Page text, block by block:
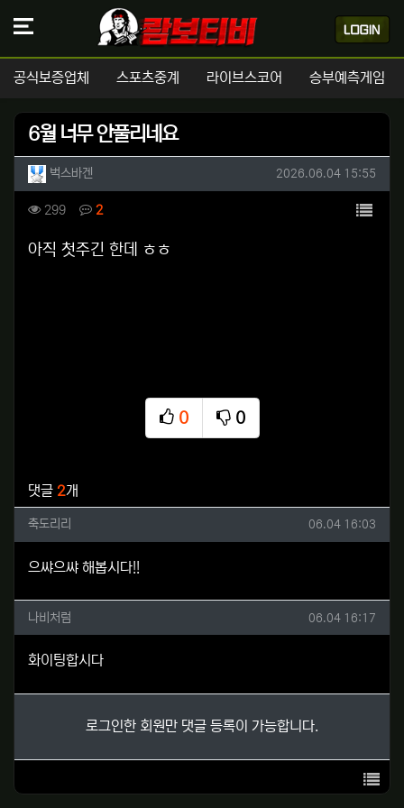
공식보증업체 스포츠중계 라이브스코어 승부예측게임
6월 너무 안풀리네요
작성자 정보
벅스바겐 작성일
2026.06.04 15:55
컨텐츠 정보
299조회 2댓글 목록
본문
아직 첫주긴 한데 ㅎㅎ
0
추천
0
비추천
댓글 2개
축도리리님의 댓글
축도리리 작성일
06.04 16:03
으쌰으쌰 해봅시다!!
나비처럼님의 댓글
나비처럼 작성일
06.04 16:17
화이팅합시다
로그인한 회원만 댓글 등록이 가능합니다.
목록